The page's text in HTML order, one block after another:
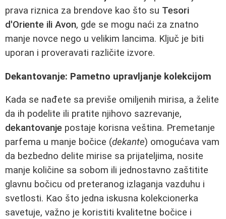
prava riznica za brendove kao što su Tesori
d'Oriente ili Avon, gde se mogu naći za znatno
manje novce nego u velikim lancima. Ključ je biti
uporan i proveravati različite izvore.
Dekantovanje: Pametno upravljanje kolekcijom
Kada se nađete sa previše omiljenih mirisa, a želite
da ih podelite ili pratite njihovo sazrevanje,
dekantovanje postaje korisna veština. Premetanje
parfema u manje bočice (dekante) omogućava vam
da bezbedno delite mirise sa prijateljima, nosite
manje količine sa sobom ili jednostavno zaštitite
glavnu bočicu od preteranog izlaganja vazduhu i
svetlosti. Kao što jedna iskusna kolekcionerka
savetuje, važno je koristiti kvalitetne bočice i